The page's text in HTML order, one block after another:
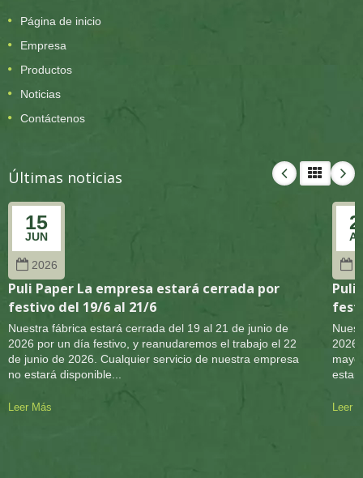
Página de inicio
Empresa
Productos
Noticias
Contáctenos
Últimas noticias
15
JUN
2026
Puli Paper La empresa estará cerrada por
festivo del 19/6 al 21/6
Nuestra fábrica estará cerrada del 19 al 21 de junio de
2026 por un día festivo, y reanudaremos el trabajo el 22
de junio de 2026. Cualquier servicio de nuestra empresa
no estará disponible...
Leer Más
Puli
2026
Leer